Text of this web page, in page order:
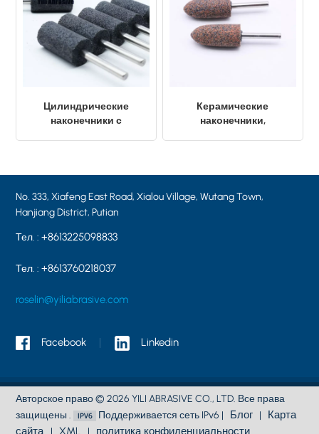
3/16"x1-9/16"x5/16"), пуля.
Цилиндрические
наконечники с
Керамические
наконечники,
наконечники A11-
23×50×6.0, пуля PA36
No. 333, Xiafeng East Road, Xialou Village, Wutang Town,
Hanjiang District, Putian
Тел. :+8613225098833
Тел. :+8613760218037
roselin@yiliabrasive.com
Facebook Linkedin
Авторское право © 2026 YILI ABRASIVE CO., LTD. Все права
защищены .
Поддерживается сеть IPv6 | Блог |
Карта
сайта
| XML | политика конфиденциальности